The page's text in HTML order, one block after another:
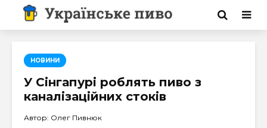
НОВИНИ
У Сінгапурі роблять пиво з
каналізаційних стоків
Автор: Олег Пивнюк